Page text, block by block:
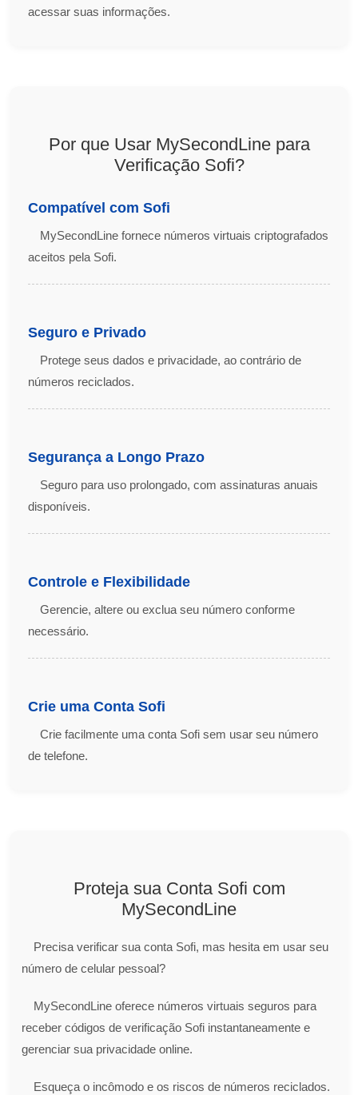
acessar suas informações.
Por que Usar MySecondLine para
Verificação Sofi?
Compatível com Sofi
MySecondLine fornece números virtuais criptografados
aceitos pela Sofi.
Seguro e Privado
Protege seus dados e privacidade, ao contrário de
números reciclados.
Segurança a Longo Prazo
Seguro para uso prolongado, com assinaturas anuais
disponíveis.
Controle e Flexibilidade
Gerencie, altere ou exclua seu número conforme
necessário.
Crie uma Conta Sofi
Crie facilmente uma conta Sofi sem usar seu número
de telefone.
Proteja sua Conta Sofi com
MySecondLine
Precisa verificar sua conta Sofi, mas hesita em usar seu
número de celular pessoal?
MySecondLine oferece números virtuais seguros para
receber códigos de verificação Sofi instantaneamente e
gerenciar sua privacidade online.
Esqueça o incômodo e os riscos de números reciclados.